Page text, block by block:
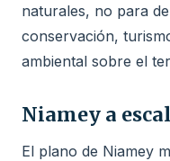
naturales, no para
conservación,
ambiental sobre el
Niamey a
El plano de Niamey